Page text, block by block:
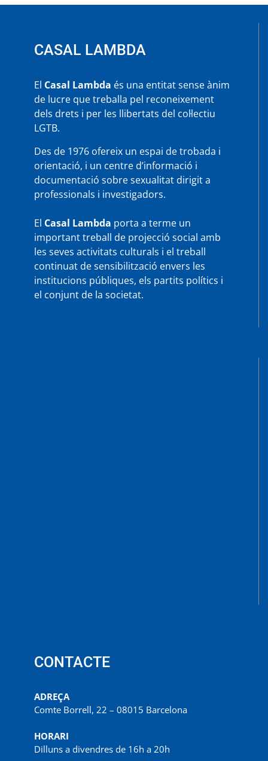
Mar
CASAL LAMBDA
El Casal Lambda és una entitat sense ànim
de lucre que treballa pel reconeixement
dels drets i per les llibertats del col·lectiu
LGTB.
Des de 1976 ofereix un espai de trobada i
orientació, i un centre d’informació i
documentació sobre sexualitat dirigit a
professionals i investigadors.
El Casal Lambda porta a terme un
important treball de projecció social amb
les seves activitats culturals i el treball
continuat de sensibilització envers les
institucions públiques, els partits polítics i
el conjunt de la societat.
CONTACTE
ADREÇA
Comte Borrell, 22 – 08015 Barcelona
HORARI
Dilluns a divendres de 16h a 20h